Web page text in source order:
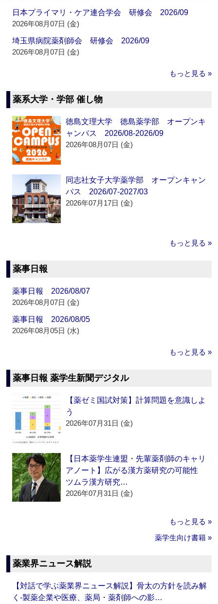
日本プライマリ・ケア連合学会 研修会 2026/09
2026年08月07日 (金)
埼玉県病院薬剤師会 研修会 2026/09
2026年08月07日 (金)
もっと見る »
薬系大学・学部 催し物
徳島文理大学 徳島薬学部 オープンキ
ャンパス 2026/08-2026/09
2026年08月07日 (金)
同志社女子大学薬学部 オープンキャン
パス 2026/07-2027/03
2026年07月17日 (金)
もっと見る »
薬事日報
薬事日報 2026/08/07
2026年08月07日 (金)
薬事日報 2026/08/05
2026年08月05日 (水)
もっと見る »
薬事日報 薬学生新聞デジタル
【薬ゼミ国試対策】計算問題を意識しよ
う
2026年07月31日 (金)
【日本薬学生連盟・先輩薬剤師のキャリ
アノート】広がる漢方薬研究の可能性
ツムラ漢方研究…
2026年07月31日 (金)
もっと見る »
薬学生向け書籍 »
薬業界ニュース解説
【対話で学ぶ薬業界ニュース解説】骨太の方針を読み解
く‐製薬企業や医療、薬局・薬剤師への影…